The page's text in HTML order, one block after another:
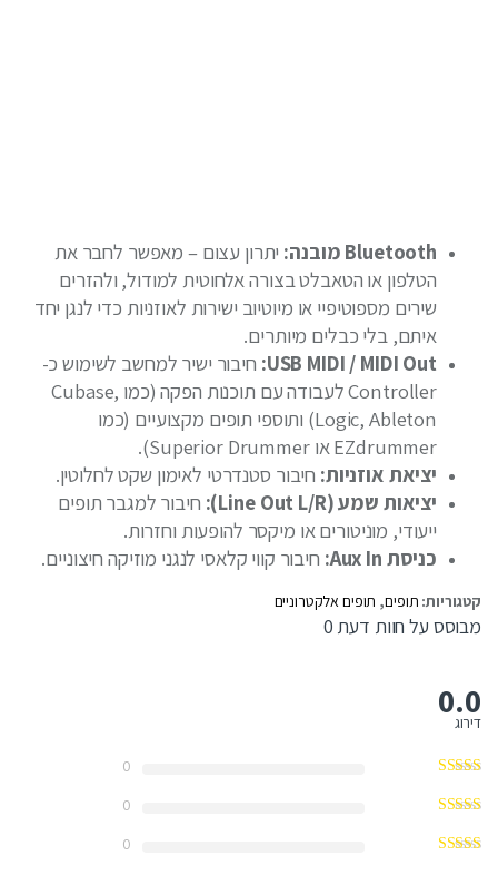
Bluetooth מובנה:
יתרון עצום – מאפשר לחבר את
הטלפון או הטאבלט בצורה אלחוטית למודול, ולהזרים
שירים מספוטיפיי או מיוטיוב ישירות לאוזניות כדי לנגן יחד
איתם, בלי כבלים מיותרים.
USB MIDI / MIDI Out: חיבור ישיר למחשב לשימוש כ-
Controller לעבודה עם תוכנות הפקה (כמו Cubase,
Logic, Ableton) ותוספי תופים מקצועיים (כמו
EZdrummer או Superior Drummer).
יציאת אוזניות: חיבור סטנדרטי לאימון שקט לחלוטין.
יציאות שמע (Line Out L/R):
חיבור למגבר תופים
ייעודי, מוניטורים או מיקסר להופעות וחזרות.
כניסת Aux In:
חיבור קווי קלאסי לנגני מוזיקה חיצוניים.
קטגוריות: תופים, תופים אלקטרוניים
מבוסס על חוות דעת 0
0.0
דירוג
0
0
0